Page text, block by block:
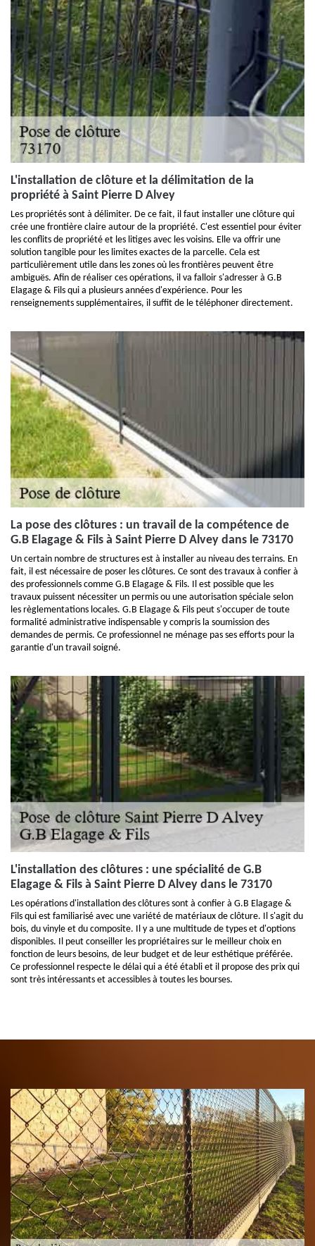
L'installation de clôture et la délimitation de la
propriété à Saint Pierre D Alvey
Les propriétés sont à délimiter. De ce fait, il faut installer une clôture qui
crée une frontière claire autour de la propriété. C'est essentiel pour éviter
les conflits de propriété et les litiges avec les voisins. Elle va offrir une
solution tangible pour les limites exactes de la parcelle. Cela est
particulièrement utile dans les zones où les frontières peuvent être
ambiguës. Afin de réaliser ces opérations, il va falloir s'adresser à G.B
Elagage & Fils qui a plusieurs années d'expérience. Pour les
renseignements supplémentaires, il suffit de le téléphoner directement.
La pose des clôtures : un travail de la compétence de
G.B Elagage & Fils à Saint Pierre D Alvey dans le 73170
Un certain nombre de structures est à installer au niveau des terrains. En
fait, il est nécessaire de poser les clôtures. Ce sont des travaux à confier à
des professionnels comme G.B Elagage & Fils. Il est possible que les
travaux puissent nécessiter un permis ou une autorisation spéciale selon
les règlementations locales. G.B Elagage & Fils peut s'occuper de toute
formalité administrative indispensable y compris la soumission des
demandes de permis. Ce professionnel ne ménage pas ses efforts pour la
garantie d'un travail soigné.
L'installation des clôtures : une spécialité de G.B
Elagage & Fils à Saint Pierre D Alvey dans le 73170
Les opérations d'installation des clôtures sont à confier à G.B Elagage &
Fils qui est familiarisé avec une variété de matériaux de clôture. Il s'agit du
bois, du vinyle et du composite. Il y a une multitude de types et d'options
disponibles. Il peut conseiller les propriétaires sur le meilleur choix en
fonction de leurs besoins, de leur budget et de leur esthétique préférée.
Ce professionnel respecte le délai qui a été établi et il propose des prix qui
sont très intéressants et accessibles à toutes les bourses.